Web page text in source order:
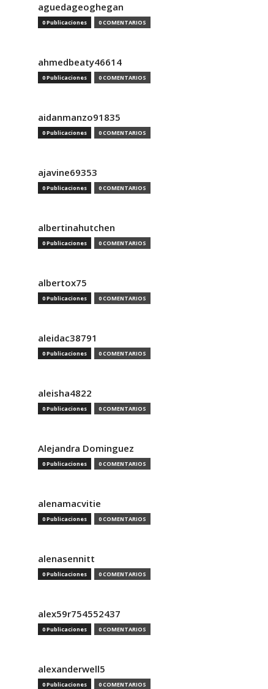
aguedageoghegan
0 Publicaciones 0 COMENTARIOS
ahmedbeaty46614
0 Publicaciones 0 COMENTARIOS
aidanmanzo91835
0 Publicaciones 0 COMENTARIOS
ajavine69353
0 Publicaciones 0 COMENTARIOS
albertinahutchen
0 Publicaciones 0 COMENTARIOS
albertox75
0 Publicaciones 0 COMENTARIOS
aleidac38791
0 Publicaciones 0 COMENTARIOS
aleisha4822
0 Publicaciones 0 COMENTARIOS
Alejandra Dominguez
0 Publicaciones 0 COMENTARIOS
alenamacvitie
0 Publicaciones 0 COMENTARIOS
alenasennitt
0 Publicaciones 0 COMENTARIOS
alex59r754552437
0 Publicaciones 0 COMENTARIOS
alexanderwell5
0 Publicaciones 0 COMENTARIOS